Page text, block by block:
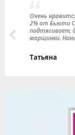
Очень
2% от Бьюти
подтягивает,
морщинки.
Татьяна